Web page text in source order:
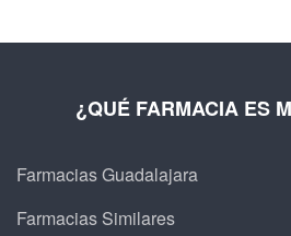
¿QUÉ FARMACIA ES
Farmacias Guadalajara
Farmacias Similares